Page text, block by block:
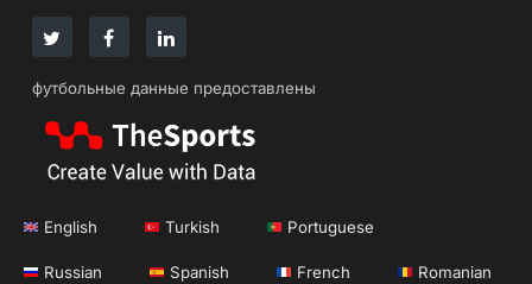
футбольные данные предоставлены
English Turkish Portuguese
Russian Spanish French Romanian